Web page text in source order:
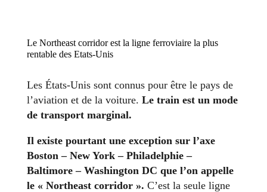
Le Northeast corridor est la ligne ferroviaire la plus
rentable des Etats-Unis
Les États-Unis sont connus pour être le pays de
l’aviation et de la voiture. Le train est un mode
de transport marginal.
Il existe pourtant une exception sur l’axe
Boston – New York – Philadelphie –
Baltimore – Washington DC que l’on appelle
le « Northeast corridor ». C’est la seule ligne